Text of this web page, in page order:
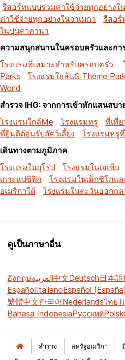
รีสอร์ทแบบรวมค่าใช้จ่ายทุกอย่างใ
ค่าใช้จ่ายทุกอย่างในจาเมกา
รีสอร์
ในปุนตาคานา
ความสนุกสนานในครอบครัวและกา
โรงแรมที่เหมาะสำหรับครอบครัว
Parks
โรงแรมใกล้US Theme
World
สำรวจ IHG: จากการเข้าพักแสนสบ
โรงแรมใกล้Me
โรงแรมหรู ที่เที่
ที่ยินดีต้อนรับสัตว์เลี้ยง
โรงแรมหรู
เดินทางตามภูมิภาค
โรงแรมในยุโรป
โรงแรมในเอเชีย
เกาะแปซิฟิก
โรงแรมในเม็กซิโกแล
อเมริกาใต้
โรงแรมในตะวันออกกล
ดูเป็นภาษาอื่น
อังกฤษالعربية中文Deutsch日本語
EspañolItalianoEspañol (España)
繁體中文한국어Nederlandsไทย
Bahasa IndonesiaРусскийPolski
สำรวจ สหรัฐอเมริกา